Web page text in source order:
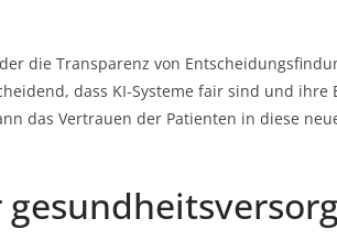
die Transparenz von
dass KI-Systeme fair sind und ihre
das Vertrauen der Patienten in diese